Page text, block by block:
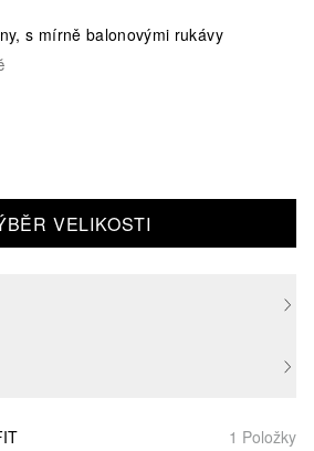
s mírně balonovými rukávy
VELIKOSTI
1 Položky